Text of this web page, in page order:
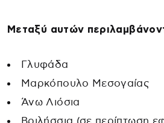
Μεταξύ αυτών
Γλυφάδα
Μαρκόπουλο Μεσογαίας
Άνω Λιόσια
Βριλήσσια (σε περίπτωση